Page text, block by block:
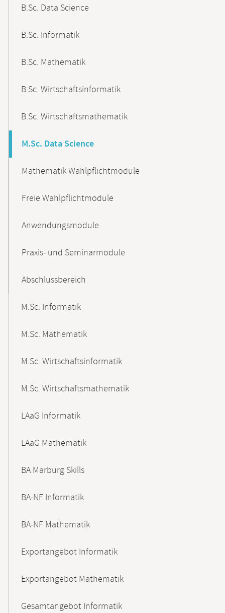
B.Sc. Data Science
B.Sc. Informatik
B.Sc. Mathematik
B.Sc. Wirtschaftsinformatik
B.Sc. Wirtschaftsmathematik
M.Sc. Data Science
Mathematik Wahlpflichtmodule
Freie Wahlpflichtmodule
Anwendungsmodule
Praxis- und Seminarmodule
Abschlussbereich
M.Sc. Informatik
M.Sc. Mathematik
M.Sc. Wirtschaftsinformatik
M.Sc. Wirtschaftsmathematik
LAaG Informatik
LAaG Mathematik
BA Marburg Skills
BA-NF Informatik
BA-NF Mathematik
Exportangebot Informatik
Exportangebot Mathematik
Gesamtangebot Informatik